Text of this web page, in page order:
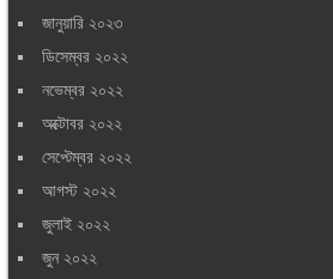
জানুয়ারি ২০২৩
ডিসেম্বর ২০২২
নভেম্বর ২০২২
অক্টোবর ২০২২
সেপ্টেম্বর ২০২২
আগস্ট ২০২২
জুলাই ২০২২
জুন ২০২২